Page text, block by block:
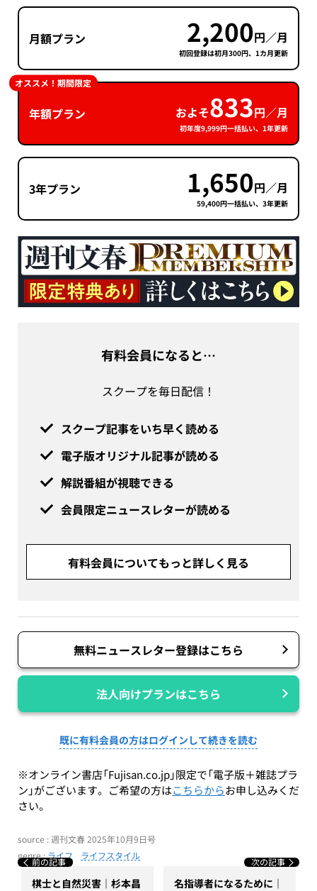
月額プラン 2,200円／月
初回登録は初月300円、1カ月更新
年額プラン およそ833円／月
初年度9,999円一括払い、1年更新
オススメ！期間限定
3年プラン 1,650円／月
59,400円一括払い、3年更新
有料会員になると…
スクープを毎日配信！
スクープ記事をいち早く読める
電子版オリジナル記事が読める
解説番組が視聴できる
会員限定ニュースレターが読める
有料会員についてもっと詳しく見る
無料ニュースレター登録はこちら
法人向けプランはこちら
既に有料会員の方はログインして続きを読む
※オンライン書店「Fujisan.co.jp」限定で「電子版＋雑誌プラ
ン」がございます。ご希望の方はこちらからお申し込みくだ
さい。
source : 週刊文春 2025年10月9日号
genre :ライフ ライフスタイル
前の記事
棋士と自然災害｜杉本昌
次の記事
名指導者になるために｜